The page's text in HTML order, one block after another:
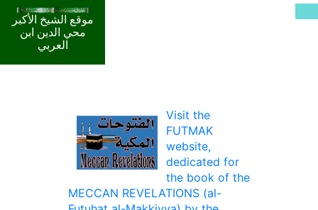
موقع الشيخ الأكبر
محي الدين ابن
العربي
Visit the
FUTMAK
website,
dedicated for
the book of the
MECCAN REVELATIONS (al-